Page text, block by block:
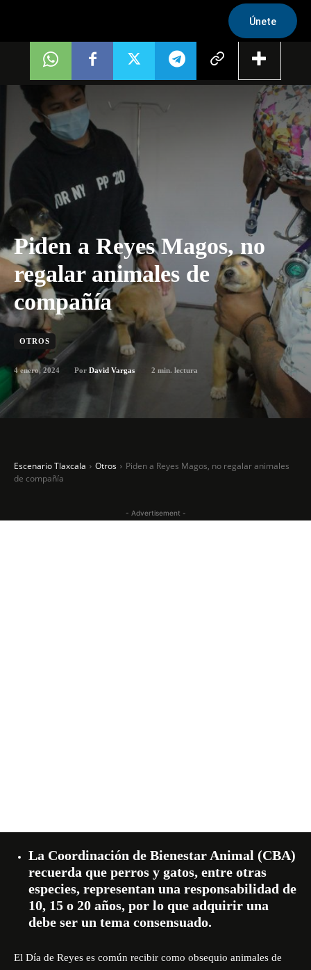
Únete
Piden a Reyes Magos, no
regalar animales de
compañía
OTROS
4 enero, 2024 Por David Vargas 2 min. lectura
Escenario Tlaxcala Otros
Piden a Reyes Magos, no regalar animales
de compañía
- Advertisement -
La Coordinación de Bienestar Animal (CBA)
recuerda que perros y gatos, entre otras
especies, representan una responsabilidad de
10, 15 o 20 años, por lo que adquirir una
debe ser un tema consensuado.
El Día de Reyes es común recibir como obsequio animales de